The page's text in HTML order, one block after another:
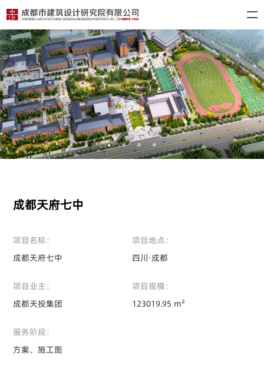
成都天府七中
项目名称：
成都天府七中
项目地点：
四川·成都
项目业主：
成都天投集团
项目规模：
123019.95 m²
服务阶段：
方案、施工图